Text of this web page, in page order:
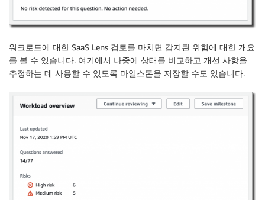
워크로드에 대한 SaaS Lens 검토를 마치면 감지된 위험에 대한 개요
를 볼 수 있습니다. 여기에서 나중에 상태를 비교하고 개선 사항을
추정하는 데 사용할 수 있도록 마일스톤을 저장할 수도 있습니다.